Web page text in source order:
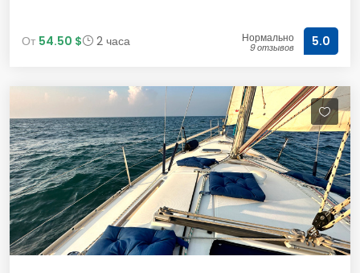
От 54.50 $ 2 часа Нормально
9 отзывов 5.0